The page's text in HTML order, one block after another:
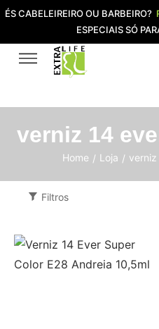
ÉS CABELEIREIRO OU BARBEIRO?
ESPECIAIS SÓ
verniz 14
Home / Loja /
Filtros